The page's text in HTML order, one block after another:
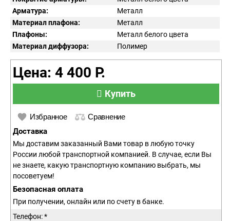
Арматура:
Металл
Материал плафона:
Металл
Плафоны:
Металл белого цвета
Материал диффузора:
Полимер
Цена: 4 400 Р.
Купить
Избранное Сравнение
Доставка
Мы доставим заказанный Вами товар в любую точку
России любой транспортной компанией. В случае, если Вы
не знаете, какую транспортную компанию выбрать, мы
посоветуем!
Безопасная оплата
При получении, онлайн или по счету в банке.
Телефон: *